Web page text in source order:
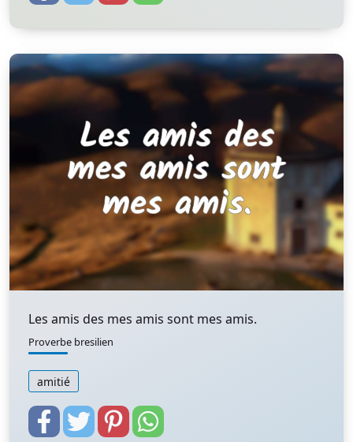
Les amis des mes amis sont mes amis.
Proverbe bresilien
amitié